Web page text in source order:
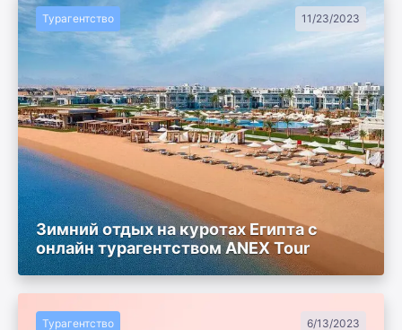
Турагентство 11/23/2023
Зимний отдых на куротах Египта с
онлайн турагентством ANEX Tour
Турагентство 6/13/2023